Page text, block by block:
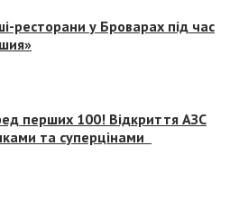
ресторани у Броварах під час
перших 100! Відкриття АЗС
та суперцінами